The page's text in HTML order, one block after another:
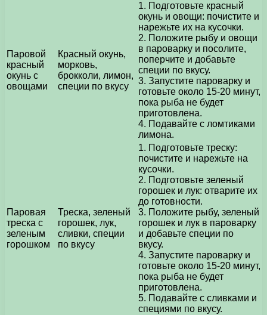
Паровой
красный
окунь с
овощами
Красный окунь,
морковь,
брокколи, лимон,
специи по вкусу
1. Подготовьте красный
окунь и овощи: почистите и
нарежьте их на кусочки.
2. Положите рыбу и овощи
в пароварку и посолите,
поперчите и добавьте
специи по вкусу.
3. Запустите пароварку и
готовьте около 15-20 минут,
пока рыба не будет
приготовлена.
4. Подавайте с ломтиками
лимона.
Паровая
треска с
зеленым
горошком
Треска, зеленый
горошек, лук,
сливки, специи
по вкусу
1. Подготовьте треску:
почистите и нарежьте на
кусочки.
2. Подготовьте зеленый
горошек и лук: отварите их
до готовности.
3. Положите рыбу, зеленый
горошек и лук в пароварку
и добавьте специи по
вкусу.
4. Запустите пароварку и
готовьте около 15-20 минут,
пока рыба не будет
приготовлена.
5. Подавайте с сливками и
специями по вкусу.